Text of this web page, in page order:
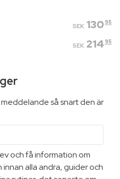
SEK 130 95
SEK 214 95
så snart den är
och få information om
alla andra, guider och